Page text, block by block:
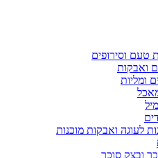
טעם וסירופים
ואבקות
ומליות
לעוגה ואבקות מוכנות
ובצק סוכר